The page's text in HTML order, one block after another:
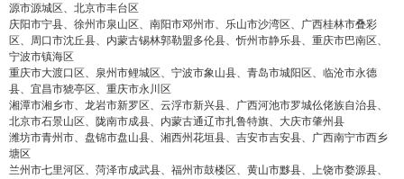
源市源城区、北京市丰台区
庆阳市宁县、徐州市泉山区、南阳市邓州市、乐山市沙湾区、广西桂林市叠彩
区、周口市沈丘县、内蒙古锡林郭勒盟多伦县、忻州市静乐县、重庆市巴南区、
宁波市镇海区
重庆市大渡口区、泉州市鲤城区、宁波市象山县、青岛市城阳区、临沧市永德
县、宜昌市猇亭区、重庆市永川区
湘潭市湘乡市、龙岩市新罗区、云浮市新兴县、广西河池市罗城仫佬族自治县、
北京市石景山区、陇南市成县、内蒙古通辽市扎鲁特旗、大庆市肇州县
潍坊市青州市、盘锦市盘山县、湘西州花垣县、吉安市吉安县、广西南宁市西乡
塘区
兰州市七里河区、菏泽市成武县、福州市鼓楼区、黄山市黟县、上饶市婺源县、